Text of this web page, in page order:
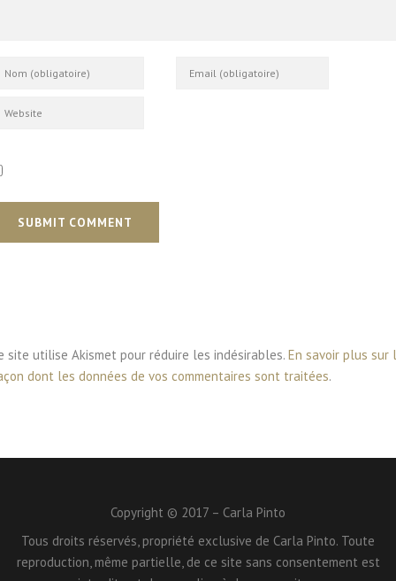
SUBMIT COMMENT
site utilise Akismet pour réduire les indésirables. En savoir plus sur
dont les données de vos commentaires sont traitées.
Copyright © 2017 – Carla Pinto
Tous droits réservés, propriété exclusive de Carla Pinto. Toute
reproduction, même partielle, de ce site sans consentement est